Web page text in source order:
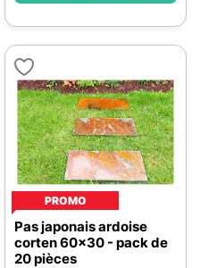
PROMO
Pas japonais ardoise
corten 60x30 - pack de
20 pièces